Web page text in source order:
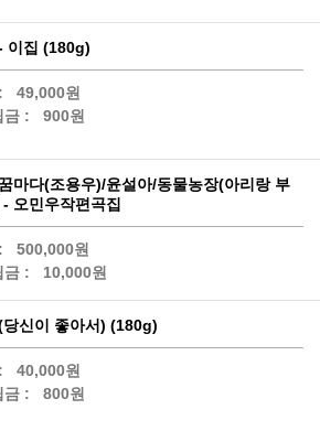
이집 (180g)
49,000원
금 :
900원
마다(조용우)/윤설아/동물농장(아리랑 부
오민우작편곡집
500,000원
금 :
10,000원
당신이 좋아서) (180g)
40,000원
금 :
800원